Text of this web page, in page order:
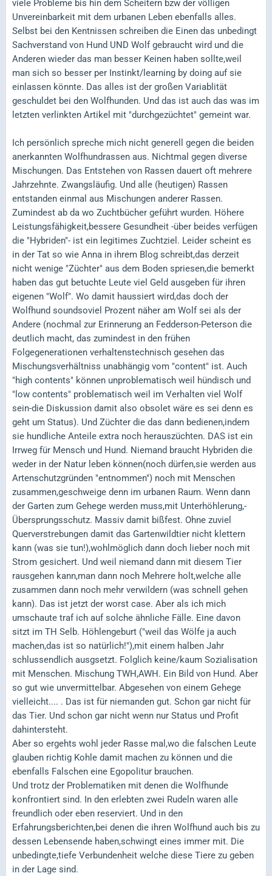
viele Probleme bis hin dem Scheitern bzw der völligen
Unvereinbarkeit mit dem urbanen Leben ebenfalls alles.
Selbst bei den Kentnissen schreiben die Einen das unbedingt
Sachverstand von Hund UND Wolf gebraucht wird und die
Anderen wieder das man besser Keinen haben sollte,weil
man sich so besser per Instinkt/learning by doing auf sie
einlassen könnte. Das alles ist der großen Variablität
geschuldet bei den Wolfhunden. Und das ist auch das was im
letzten verlinkten Artikel mit "durchgezüchtet" gemeint war.
Ich persönlich spreche mich nicht generell gegen die beiden
anerkannten Wolfhundrassen aus. Nichtmal gegen diverse
Mischungen. Das Entstehen von Rassen dauert oft mehrere
Jahrzehnte. Zwangsläufig. Und alle (heutigen) Rassen
entstanden einmal aus Mischungen anderer Rassen.
Zumindest ab da wo Zuchtbücher geführt wurden. Höhere
Leistungsfähigkeit,bessere Gesundheit -über beides verfügen
die "Hybriden"- ist ein legitimes Zuchtziel. Leider scheint es
in der Tat so wie Anna in ihrem Blog schreibt,das derzeit
nicht wenige "Züchter" aus dem Boden spriesen,die bemerkt
haben das gut betuchte Leute viel Geld ausgeben für ihren
eigenen "Wolf". Wo damit haussiert wird,das doch der
Wolfhund soundsoviel Prozent näher am Wolf sei als der
Andere (nochmal zur Erinnerung an Fedderson-Peterson die
deutlich macht, das zumindest in den frühen
Folgegenerationen verhaltenstechnisch gesehen das
Mischungsverhältniss unabhängig vom "content" ist. Auch
"high contents" können unproblematisch weil hündisch und
"low contents" problematisch weil im Verhalten viel Wolf
sein-die Diskussion damit also obsolet wäre es sei denn es
geht um Status). Und Züchter die das dann bedienen,indem
sie hundliche Anteile extra noch herauszüchten. DAS ist ein
Irrweg für Mensch und Hund. Niemand braucht Hybriden die
weder in der Natur leben können(noch dürfen,sie werden aus
Artenschutzgründen "entnommen") noch mit Menschen
zusammen,geschweige denn im urbanen Raum. Wenn dann
der Garten zum Gehege werden muss,mit Unterhöhlerung,-
Übersprungsschutz. Massiv damit bißfest. Ohne zuviel
Querverstrebungen damit das Gartenwildtier nicht klettern
kann (was sie tun!),wohlmöglich dann doch lieber noch mit
Strom gesichert. Und weil niemand dann mit diesem Tier
rausgehen kann,man dann noch Mehrere holt,welche alle
zusammen dann noch mehr verwildern (was schnell gehen
kann). Das ist jetzt der worst case. Aber als ich mich
umschaute traf ich auf solche ähnliche Fälle. Eine davon
sitzt im TH Selb. Höhlengeburt ("weil das Wölfe ja auch
machen,das ist so natürlich!"),mit einem halben Jahr
schlussendlich ausgsetzt. Folglich keine/kaum Sozialisation
mit Menschen. Mischung TWH,AWH. Ein Bild von Hund. Aber
so gut wie unvermittelbar. Abgesehen von einem Gehege
vielleicht.... . Das ist für niemanden gut. Schon gar nicht für
das Tier. Und schon gar nicht wenn nur Status und Profit
dahintersteht.
Aber so ergehts wohl jeder Rasse mal,wo die falschen Leute
glauben richtig Kohle damit machen zu können und die
ebenfalls Falschen eine Egopolitur brauchen.
Und trotz der Problematiken mit denen die Wolfhunde
konfrontiert sind. In den erlebten zwei Rudeln waren alle
freundlich oder eben reserviert. Und in den
Erfahrungsberichten,bei denen die ihren Wolfhund auch bis zu
dessen Lebensende haben,schwingt eines immer mit. Die
unbedingte,tiefe Verbundenheit welche diese Tiere zu geben
in der Lage sind.